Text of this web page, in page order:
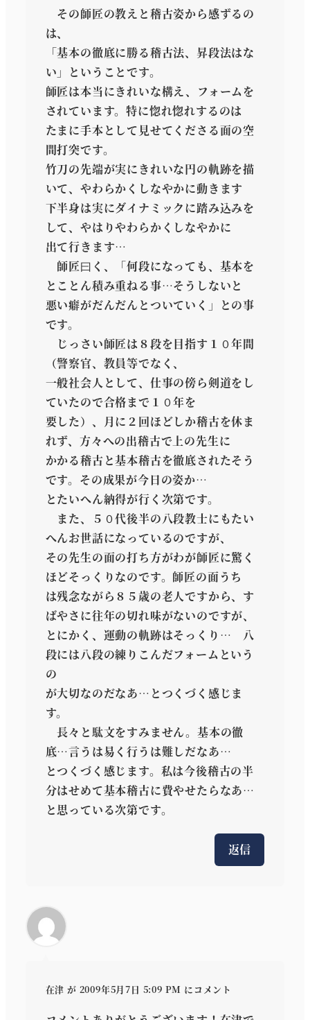
その師匠の教えと稽古姿から感ずるの
は、
「基本の徹底に勝る稽古法、昇段法はな
い」ということです。
師匠は本当にきれいな構え、フォームを
されています。特に惚れ惚れするのは
たまに手本として見せてくださる面の空
間打突です。
竹刀の先端が実にきれいな円の軌跡を描
いて、やわらかくしなやかに動きます
下半身は実にダイナミックに踏み込みを
して、やはりやわらかくしなやかに
出て行きます…
師匠曰く、「何段になっても、基本を
とことん積み重ねる事…そうしないと
悪い癖がだんだんとついていく」との事
です。
じっさい師匠は８段を目指す１０年間
（警察官、教員等でなく、
一般社会人として、仕事の傍ら剣道をし
ていたので合格まで１０年を
要した）、月に２回ほどしか稽古を休ま
れず、方々への出稽古で上の先生に
かかる稽古と基本稽古を徹底されたそう
です。その成果が今日の姿か…
とたいへん納得が行く次第です。
また、５０代後半の八段教士にもたい
へんお世話になっているのですが、
その先生の面の打ち方がわが師匠に驚く
ほどそっくりなのです。師匠の面うち
は残念ながら８５歳の老人ですから、す
ばやさに往年の切れ味がないのですが、
とにかく、運動の軌跡はそっくり… 八
段には八段の練りこんだフォームという
の
が大切なのだなあ…とつくづく感じま
す。
長々と駄文をすみません。基本の徹
底…言うは易く行うは難しだなあ…
とつくづく感じます。私は今後稽古の半
分はせめて基本稽古に費やせたらなあ…
と思っている次第です。
返信
在津 が 2009年5月7日 5:09 PM にコメント